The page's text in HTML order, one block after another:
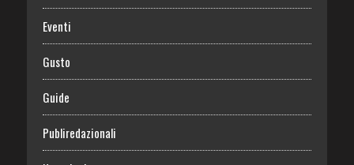
Eventi
Gusto
Guide
Publiredazionali